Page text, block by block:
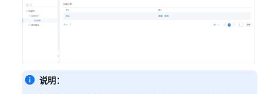
制
指
南说明：